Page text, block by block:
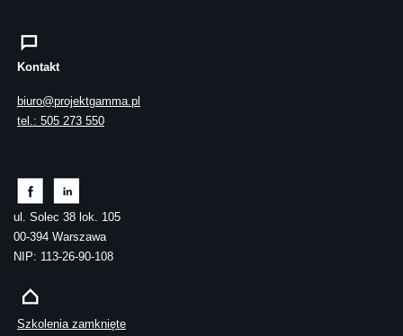
Kontakt
biuro@projektgamma.pl
tel.: 505 273 550
ul. Solec 38 lok. 105
00-394 Warszawa
NIP: 113-26-90-108
Szkolenia zamknięte